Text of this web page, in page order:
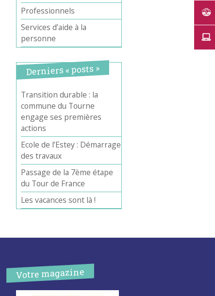
Professionnels
Services d’aide à la
personne
Derniers « posts »
Transition durable : la
commune du Tourne
engage ses premières
actions
Ecole de l’Estey : Démarrage
des travaux
Passage de la 7ème étape
du Tour de France
Les vacances sont là !
Votre magazine